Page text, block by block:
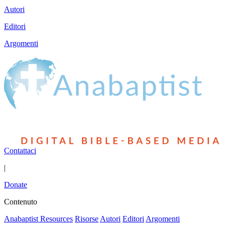
Autori
Editori
Argomenti
Contattaci
|
Donate
Contenuto
Anabaptist Resources Risorse Autori Editori Argomenti